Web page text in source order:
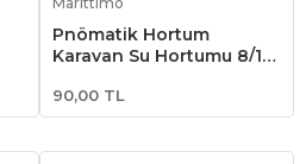
Pnömatik Hortum
Karavan Su Hortumu 8/12
90,00 TL